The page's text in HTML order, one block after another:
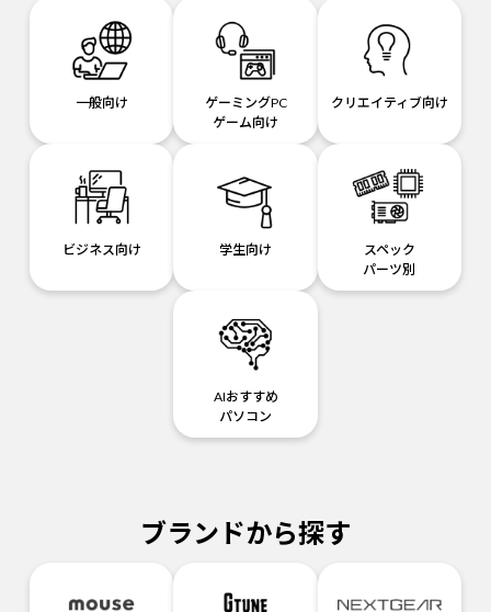
一般向け
ゲーミングPC
ゲーム向け
クリエイティブ向け
ビジネス向け 学生向け
スペック
パーツ別
AIおすすめ
パソコン
ブランドから探す